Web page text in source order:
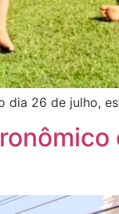
26 de julho,